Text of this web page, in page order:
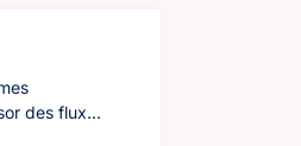
des flux...